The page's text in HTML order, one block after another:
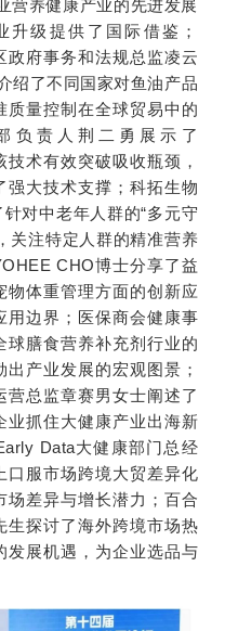
营养健康产业的先进发展
级提供了国际借鉴；
政府事务和法规总监凌云
绍了不同国家对鱼油产品
质量控制在全球贸易中的
负责人荆二勇展示了
术有效突破吸收瓶颈，
强大技术支撑；科拓生物
对中老年人群的“多元守
关注特定人群的精准营养
CHO博士分享了益
物体重管理方面的创新应
用边界；医保商会健康事
球膳食营养补充剂行业的
产业发展的宏观图景；
营总监章赛男女士阐述了
业抓住大健康产业出海新
Data大健康部门总经
口服市场跨境大贸差异化
场差异与增长潜力；百合
生探讨了海外跨境市场热
发展机遇，为企业选品与